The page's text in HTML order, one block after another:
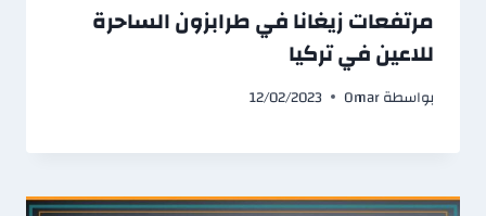
مرتفعات زيغانا في طرابزون الساحرة
للاعين في تركيا
بواسطةOmar
12/02/2023